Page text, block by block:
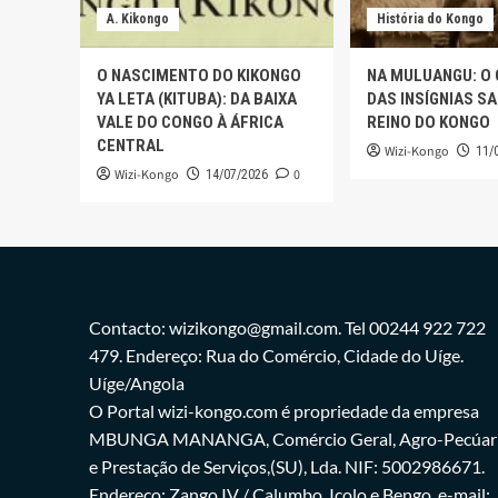
A. Kikongo
O NASCIMENTO DO KIKONGO
YA LETA (KITUBA): DA BAIXA
VALE DO CONGO À ÁFRICA
CENTRAL
Wizi-Kongo 14/07/2026 0
História do Kongo
NA MULUANGU: O
DAS INSÍGNIAS
REINO DO KONGO
Wizi-Kongo 11/
Contacto: wizikongo@gmail.com. Tel 00244 922 722
479. Endereço: Rua do Comércio, Cidade do Uíge.
Uíge/Angola
O Portal wizi-kongo.com é propriedade da empresa
MBUNGA MANANGA, Comércio Geral, Agro-
e Prestação de Serviços,(SU), Lda. NIF: 5002986671.